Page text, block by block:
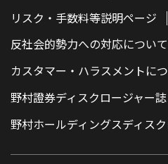
リスク・手数料等説明ページ
反社会的勢力への対応について
カスタマー・ハラスメントに
野村證券ディスクロージャー誌
野村ホールディングスディス